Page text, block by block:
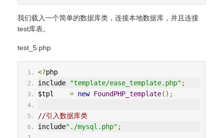
我们载入一个简单的数据库类，连接本地数据库，并且连接
test库表。
test_5.php
<?php
include
"template/ease_template.php" ;
$tpl = new FoundPHP_template();
//引入数据库类
include"./mysql.php" ;